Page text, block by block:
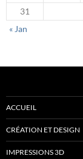
31
« Jan
ACCUEIL
CRÉATION ET DESIGN
IMPRESSIONS 3D